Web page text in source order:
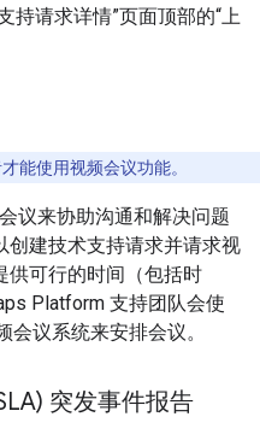
持请求详情”页面顶部的“上
能使用视频会议功能。
议来协助沟通和解决问题
创建技术支持请求并请求视
供可行的时间（包括时
Platform 支持团队会使
会议系统来安排会议。
突发事件报告